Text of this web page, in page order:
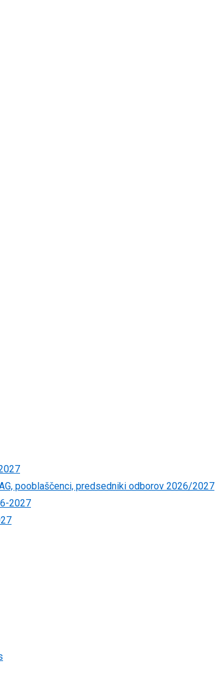
pooblaščenci, predsedniki odborov 2026/2027
2027